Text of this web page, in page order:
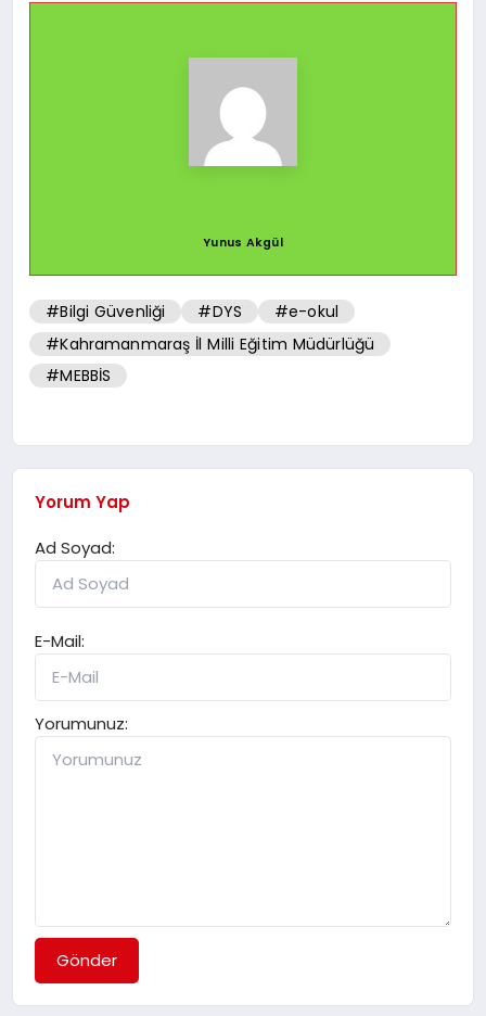
Yunus Akgül
#Bilgi Güvenliği #DYS
#e-okul
#Kahramanmaraş İl Milli Eğitim Müdürlüğü
#MEBBİS
Yorum Yap
Ad Soyad:
E-Mail:
Yorumunuz:
Gönder